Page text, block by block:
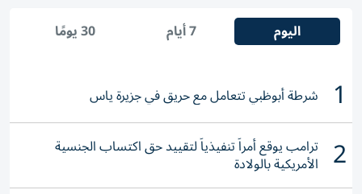
اليوم 7 أيام 30 يومًا
1 شرطة أبوظبي تتعامل مع حريق في جزيرة ياس
2 ترامب يوقع أمراً تنفيذياً لتقييد حق اكتساب الجنسية
الأمريكية بالولادة